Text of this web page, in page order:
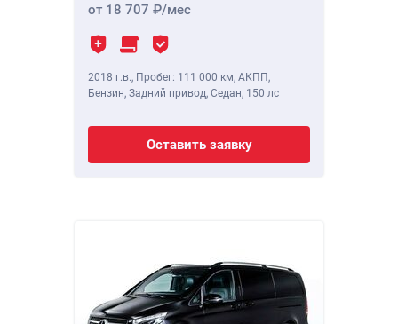
от 18 707 /мес
2018 г.в., Пробег: 111 000 км, АКПП,
Бензин, Задний привод, Седан, 150 лс
Оставить заявку